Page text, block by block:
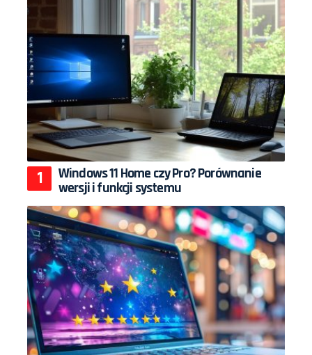
Windows 11 Home czy Pro? Porównanie
wersji i funkcji systemu